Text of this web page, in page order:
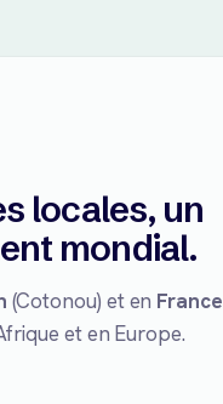
locales, un
mondial.
(Cotonou) et en France
et en Europe.